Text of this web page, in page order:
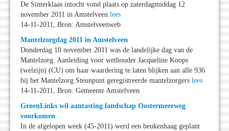
De Sinterklaas intocht vond plaats op zaterdagmiddag 12
november 2011 in Amstelveen lees
14-11-2011, Bron: Amstelveenweb
Mantelzorgdag 2011 in Amstelveen
Donderdag 10 november 2011 was de landelijke dag van de
Mantelzorg. Aanleiding voor wethouder Jacqueline Koops
(welzijn) (CU) om haar waardering te laten blijken aan alle 936
bij het Mantelzorg Steunpunt geregistreerde mantelzorgers lees
14-11-2011, Bron: Gemeente Amstelveen
GroenLinks wil aantasting landschap Oostermeerweg
voorkomen
In de afgelopen week (45-2011) werd een beukenhaag geplant